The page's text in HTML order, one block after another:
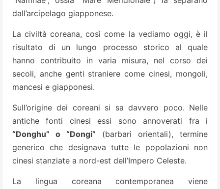
dall’arcipelago giapponese.
La civiltà coreana, così come la vediamo oggi, è il
risultato di un lungo processo storico al quale
hanno contribuito in varia misura, nel corso dei
secoli, anche genti straniere come cinesi, mongoli,
mancesi e giapponesi.
Sull’origine dei coreani si sa davvero poco. Nelle
antiche fonti cinesi essi sono annoverati fra i
“Donghu” o “Dongi” (barbari orientali), termine
generico che designava tutte le popolazioni non
cinesi stanziate a nord-est dell’Impero Celeste.
La lingua coreana contemporanea viene